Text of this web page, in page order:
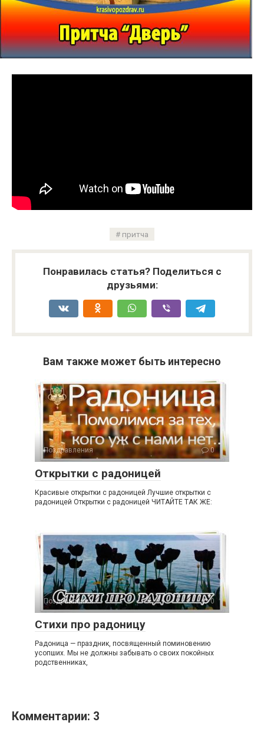
притча
Понравилась статья? Поделиться с
друзьями:
Вам также может быть интересно
Поздравления 0
Открытки с радоницей
Красивые открытки с радоницей Лучшие открытки с
радоницей Открытки с радоницей ЧИТАЙТЕ ТАК ЖЕ:
Поздравления 0
Стихи про радоницу
Радоница — праздник, посвященный поминовению
усопших. Мы не должны забывать о своих покойных
родственниках,
Комментарии: 3